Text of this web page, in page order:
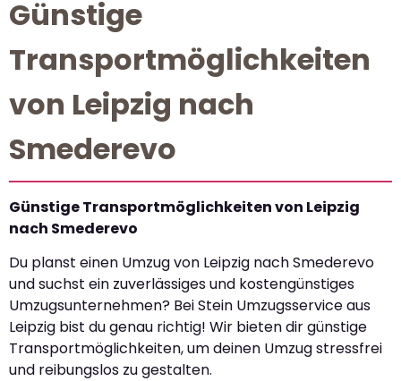
Günstige
Transportmöglichkeiten
von Leipzig nach
Smederevo
Günstige Transportmöglichkeiten von Leipzig
nach Smederevo
Du planst einen Umzug von Leipzig nach Smederevo
und suchst ein zuverlässiges und kostengünstiges
Umzugsunternehmen? Bei Stein Umzugsservice aus
Leipzig bist du genau richtig! Wir bieten dir günstige
Transportmöglichkeiten, um deinen Umzug stressfrei
und reibungslos zu gestalten.